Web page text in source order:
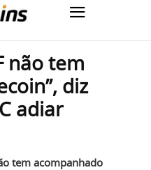
não tem
diz
adiar
tem acompanhado